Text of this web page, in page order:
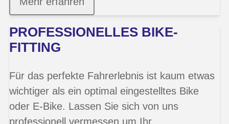
PROFESSIONELLES BIKE-
FITTING
Für das perfekte Fahrerlebnis ist kaum etwas
wichtiger als ein optimal eingestelltes Bike
oder E-Bike. Lassen Sie sich von uns
professionell vermessen um Ihr